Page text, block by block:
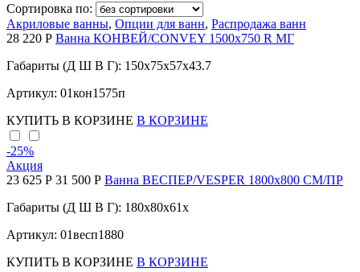
Сортировка по:
Акриловые ванны, Опции для ванн, Распродажа ванн
28 220 Р Ванна КОНВЕЙ/CONVEY 1500х750 R МГ
Габариты (Д Ш В Г): 150x75x57x43.7
Артикул: 01кон1575п
КУПИТЬ В КОРЗИНЕ В КОРЗИНЕ
-25%
Акция
23 625 Р 31 500 Р Ванна ВЕСПЕР/VESPER 1800х800 СМ/ПР
Габариты (Д Ш В Г): 180x80x61x
Артикул: 01весп1880
КУПИТЬ В КОРЗИНЕ В КОРЗИНЕ